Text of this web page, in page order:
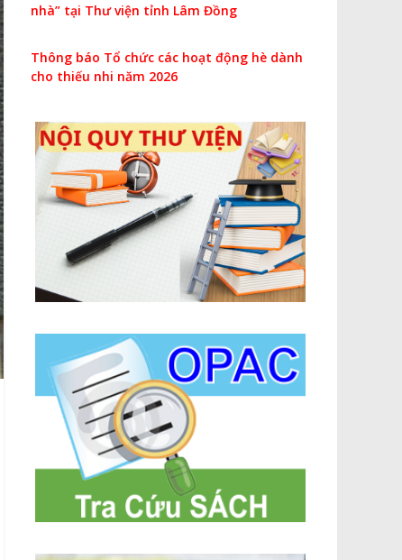
nhà” tại Thư viện tỉnh Lâm Đồng
Thông báo Tổ chức các hoạt động hè dành
cho thiếu nhi năm 2026